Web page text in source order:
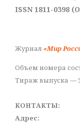
ISSN 1811-0398
Журнал «Мир
Объем номера
Тираж выпуска —
КОНТАКТЫ:
Адрес: